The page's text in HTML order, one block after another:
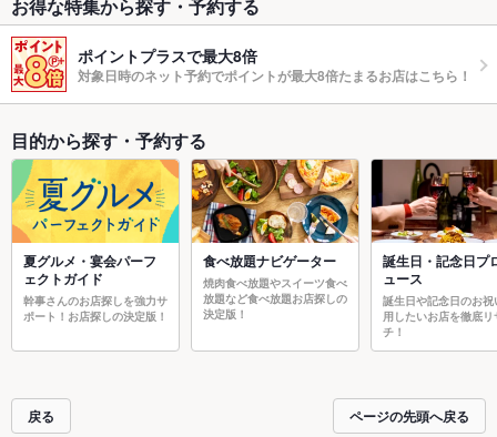
お得な特集から探す・予約する
ポイントプラスで最大8倍
対象日時のネット予約でポイントが最大8倍たまるお店はこちら！
目的から探す・予約する
夏グルメ・宴会パーフ
ェクトガイド
幹事さんのお店探しを強力サ
ポート！お店探しの決定版！
食べ放題ナビゲーター
焼肉食べ放題やスイーツ食べ
放題など食べ放題お店探しの
決定版！
誕生日・記念日プ
ュース
誕生日や記念日のお祝
用したいお店を徹底リ
チ！
戻る ページの先頭へ戻る